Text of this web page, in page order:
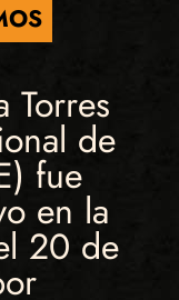
Torres
de
fue
en la
20 de